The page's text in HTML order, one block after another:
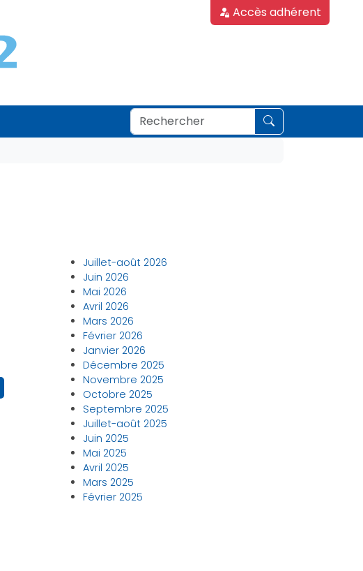
Accès adhérent
Juillet-août 2026
Juin 2026
Mai 2026
Avril 2026
Mars 2026
Février 2026
Janvier 2026
Décembre 2025
Novembre 2025
Octobre 2025
Septembre 2025
Juillet-août 2025
Juin 2025
Mai 2025
Avril 2025
Mars 2025
Février 2025